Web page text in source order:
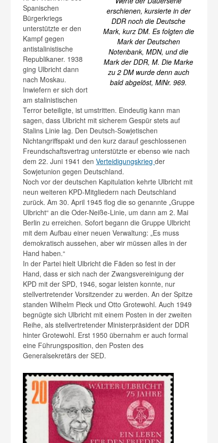
erschienen, kursierte in der
DDR noch die Deutsche
Mark, kurz DM. Es folgten die
Mark der Deutschen
Notenbank, MDN, und die
Mark der DDR, M. Die Marke
zu 2 DM wurde denn auch
bald abgelöst, MiNr. 969.
Spanischen
Bürgerkriegs
unterstützte er den
Kampf gegen
antistalinistische
Republikaner. 1938
ging Ulbricht dann
nach Moskau.
Inwiefern er sich dort
am stalinistischen
Terror beteiligte, ist umstritten. Eindeutig kann man
sagen, dass Ulbricht mit sicherem Gespür stets auf
Stalins Linie lag. Den Deutsch-Sowjetischen
Nichtangriffspakt und den kurz darauf geschlossenen
Freundschaftsvertrag unterstützte er ebenso wie nach
dem 22. Juni 1941 denVerteidigungskriegder
Sowjetunion gegen Deutschland.
Noch vor der deutschen Kapitulation kehrte Ulbricht mit
neun weiteren KPD-Mitgliedern nach Deutschland
zurück. Am 30. April 1945 flog die so genannte „Gruppe
Ulbricht“ an die Oder-Neiße-Linie, um dann am 2. Mai
Berlin zu erreichen. Sofort begann die Gruppe Ulbricht
mit dem Aufbau einer neuen Verwaltung: „Es muss
demokratisch aussehen, aber wir müssen alles in der
Hand haben.“
In der Partei hielt Ulbricht die Fäden so fest in der
Hand, dass er sich nach der Zwangsvereinigung der
KPD mit der SPD, 1946, sogar leisten konnte, nur
stellvertretender Vorsitzender zu werden. An der Spitze
standen Wilhelm Pieck und Otto Grotewohl. Auch 1949
begnügte sich Ulbricht mit einem Posten in der zweiten
Reihe, als stellvertretender Ministerpräsident der DDR
hinter Grotewohl. Erst 1950 übernahm er auch formal
eine Führungsposition, den Posten des
Generalsekretärs der SED.